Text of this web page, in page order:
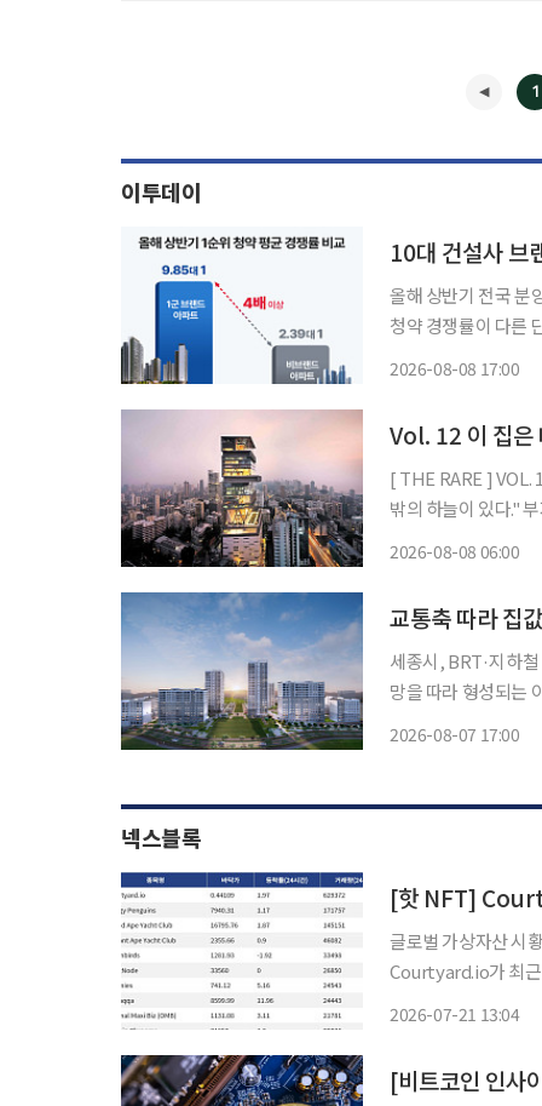
1
이투데이
10대 건설사 브
올해 상반기 전국 분
청약 경쟁률이 다른
2026-08-08 17:00
Vol. 12 이 집은
[ THE RARE ] VOL. 12 이 집은 대체 얼마일까:슈퍼리치들의 주거지 "천외천(天
밖
2026-08-08 06:00
교통축 따라 집
세종시, BRT·지하철 인
망을 따라 형성되는
2026-08-07 17:00
넥스블록
글로벌 가상자산 시
Courtyard.io가 최근
2026-07-21 13:04